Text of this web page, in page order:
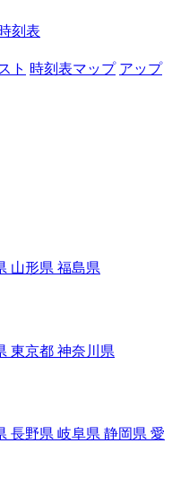
刻表
ト 時刻表マップ アップ
山形県 福島県
東京都 神奈川県
長野県 岐阜県 静岡県 愛